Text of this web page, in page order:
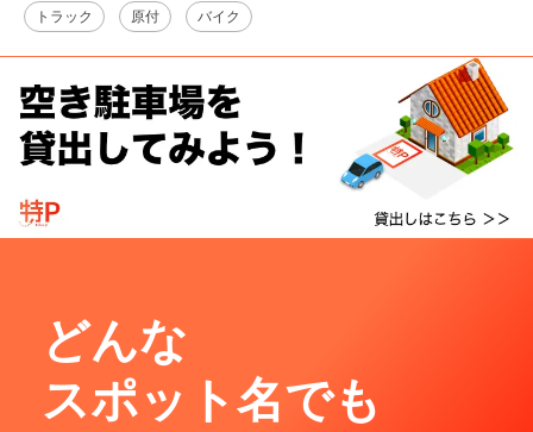
トラック 原付 バイク
どんな
スポット名でも